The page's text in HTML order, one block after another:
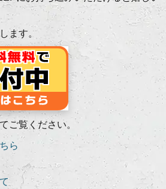
ます。
ご覧ください。
ら